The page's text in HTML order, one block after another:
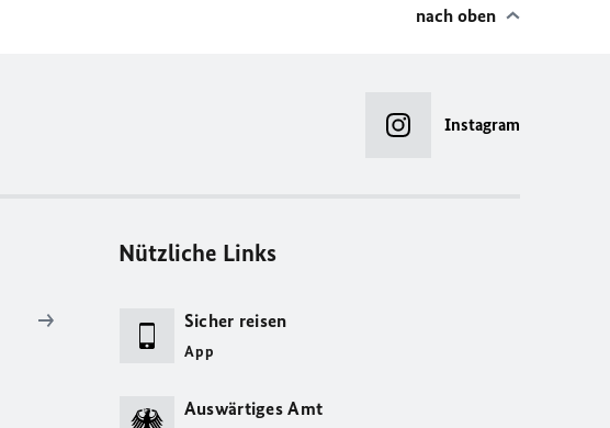
nach oben
Instagram
Nützliche Links
Sicher reisen
App
Auswärtiges Amt